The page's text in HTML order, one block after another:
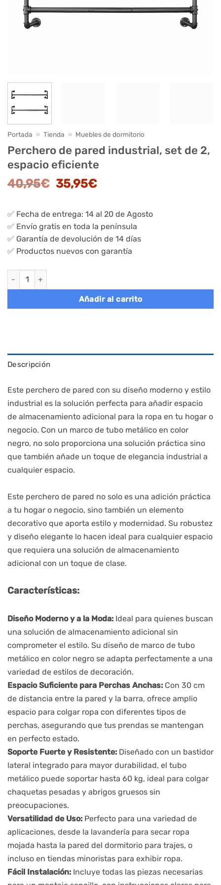
Portada » Tienda » Muebles de dormitorio
Perchero de pared industrial, set de 2,
espacio eficiente
40,95€ El
era:
40,95€.
35,95€El
es:
35,95€.
✅ Fecha de entrega: 14 al 20 de Agosto
✅ Envío gratis en toda la península
✅ Garantía de devolución de 14 días
✅ Productos nuevos con garantía
Perchero de pared industrial, set de 2, espacio eficiente
Añadir al carrito
Descripción
Este perchero de pared con su diseño moderno y estilo
industrial es la solución perfecta para añadir espacio
de almacenamiento adicional para la ropa en tu hogar o
negocio. Con un marco de tubo metálico en color
negro, no solo proporciona una solución práctica sino
que también añade un toque de elegancia industrial a
cualquier espacio.
Este perchero de pared no solo es una adición práctica
a tu hogar o negocio, sino también un elemento
decorativo que aporta estilo y modernidad. Su robustez
y diseño elegante lo hacen ideal para cualquier espacio
que requiera una solución de almacenamiento
adicional con un toque de clase.
Características:
Diseño Moderno y a la Moda: Ideal para quienes buscan
una solución de almacenamiento adicional sin
comprometer el estilo. Su diseño de marco de tubo
metálico en color negro se adapta perfectamente a una
variedad de estilos de decoración.
Espacio Suficiente para Perchas Anchas: Con 30 cm
de distancia entre la pared y la barra, ofrece amplio
espacio para colgar ropa con diferentes tipos de
perchas, asegurando que tus prendas se mantengan
en perfecto estado.
Soporte Fuerte y Resistente: Diseñado con un bastidor
lateral integrado para mayor durabilidad, el tubo
metálico puede soportar hasta 60 kg, ideal para colgar
chaquetas pesadas y abrigos gruesos sin
preocupaciones.
Versatilidad de Uso: Perfecto para una variedad de
aplicaciones, desde la lavandería para secar ropa
mojada hasta la pared del dormitorio para trajes, o
incluso en tiendas minoristas para exhibir ropa.
Fácil Instalación: Incluye todas las piezas necesarias